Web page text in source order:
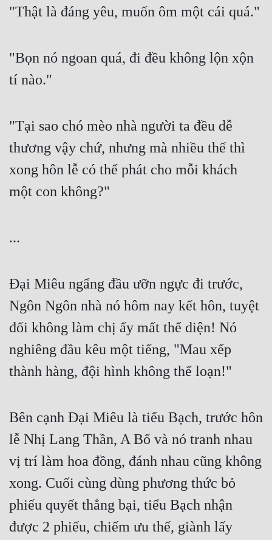
"Thật là đáng yêu, muốn ôm một cái quá."
"Bọn nó ngoan quá, đi đều không lộn xộn
tí nào."
"Tại sao chó mèo nhà người ta đều dễ
thương vậy chứ, nhưng mà nhiều thế thì
xong hôn lễ có thể phát cho mỗi khách
một con không?"
...
Đại Miêu ngẩng đầu ưỡn ngực đi trước,
Ngôn Ngôn nhà nó hôm nay kết hôn, tuyệt
đối không làm chị ấy mất thể diện! Nó
nghiêng đầu kêu một tiếng, "Mau xếp
thành hàng, đội hình không thể loạn!"
Bên cạnh Đại Miêu là tiểu Bạch, trước hôn
lễ Nhị Lang Thần, A Bố và nó tranh nhau
vị trí làm hoa đồng, đánh nhau cũng không
xong. Cuối cùng dùng phương thức bỏ
phiếu quyết thắng bại, tiểu Bạch nhận
được 2 phiếu, chiếm ưu thế, giành lấy